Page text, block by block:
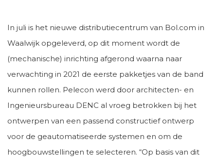
In juli is het nieuwe distributiecentrum van Bol.com in
Waalwijk opgeleverd, op dit moment wordt de
(mechanische) inrichting afgerond waarna naar
verwachting in 2021 de eerste pakketjes van de band
kunnen rollen. Pelecon werd door architecten- en
Ingenieursbureau DENC al vroeg betrokken bij het
ontwerpen van een passend constructief ontwerp
voor de geautomatiseerde systemen en om de
hoogbouwstellingen te selecteren. “Op basis van dit